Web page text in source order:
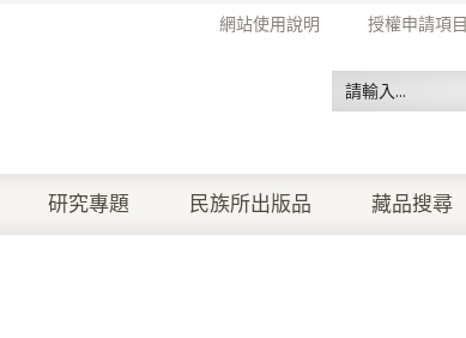
網站使用說明 授權申請項目
研究專題 民族所出版品 藏品搜尋